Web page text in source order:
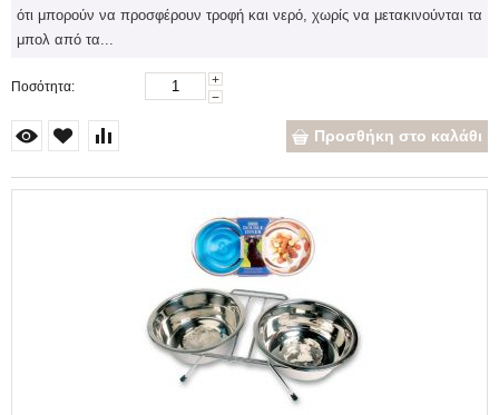
ότι μπορούν να προσφέρουν τροφή και νερό, χωρίς να μετακινούνται τα
μπολ από τα...
Ποσότητα:
+
−
Προσθήκη στο καλάθι